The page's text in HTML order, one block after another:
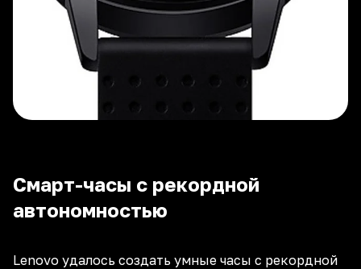
Смарт-часы с рекордной
автономностью
Lenovo удалось создать умные часы с рекордной